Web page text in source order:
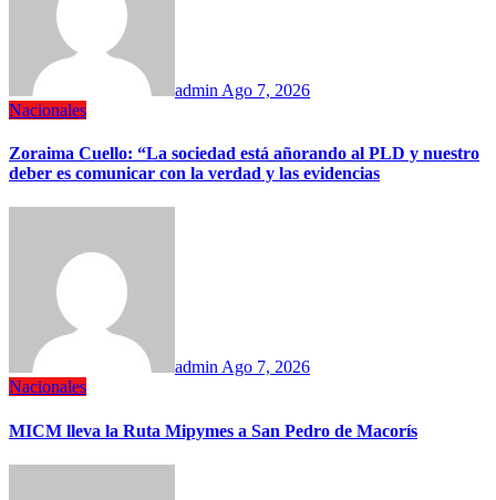
admin Ago 7, 2026
Nacionales
Zoraima Cuello: “La sociedad está añorando al PLD y nuestro
deber es comunicar con la verdad y las evidencias
adminAgo 7, 2026
Nacionales
MICM lleva la Ruta Mipymes a San Pedro de Macorís